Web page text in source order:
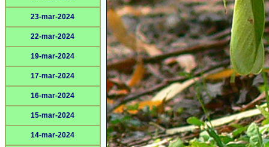
23-mar-2024
22-mar-2024
19-mar-2024
17-mar-2024
16-mar-2024
15-mar-2024
14-mar-2024